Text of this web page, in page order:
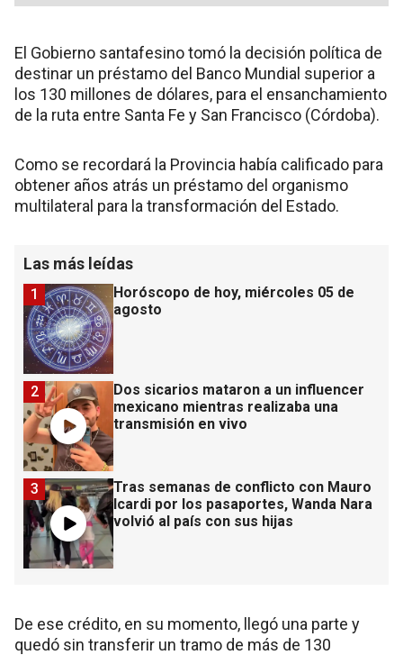
El Gobierno santafesino tomó la decisión política de
destinar un préstamo del Banco Mundial superior a
los 130 millones de dólares, para el ensanchamiento
de la ruta entre Santa Fe y San Francisco (Córdoba).
Como se recordará la Provincia había calificado para
obtener años atrás un préstamo del organismo
multilateral para la transformación del Estado.
Las más leídas
Horóscopo de hoy, miércoles 05 de
agosto
1
Dos sicarios mataron a un influencer
mexicano mientras realizaba una
transmisión en vivo
2
Tras semanas de conflicto con Mauro
Icardi por los pasaportes, Wanda Nara
volvió al país con sus hijas
3
De ese crédito, en su momento, llegó una parte y
quedó sin transferir un tramo de más de 130